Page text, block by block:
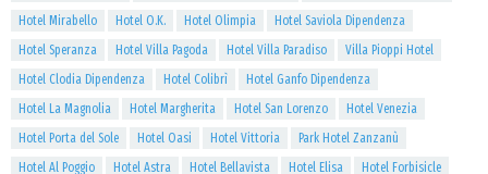
Hotel Mirabello
Hotel O.K. Hotel Olimpia
Hotel Saviola Dipendenza
Hotel Speranza
Hotel Villa Pagoda Hotel Villa Paradiso
Villa Pioppi Hotel
Hotel Clodia Dipendenza
Hotel Colibrì
Hotel Ganfo Dipendenza
Hotel La Magnolia
Hotel Margherita Hotel San Lorenzo
Hotel Venezia
Hotel Porta del Sole
Hotel Oasi Hotel Vittoria
Park Hotel Zanzanù
Hotel Al Poggio
Hotel Astra Hotel Bellavista Hotel Elisa
Hotel Forbisicle